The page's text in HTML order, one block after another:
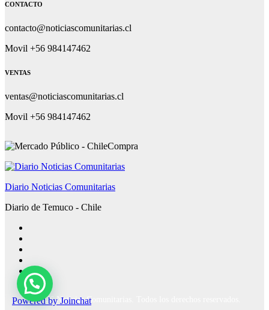
CONTACTO
contacto@noticiascomunitarias.cl
Movil +56 984147462
VENTAS
ventas@noticiascomunitarias.cl
Movil +56 984147462
Diario Noticias Comunitarias
Diario de Temuco - Chile
Powered by Joinchat